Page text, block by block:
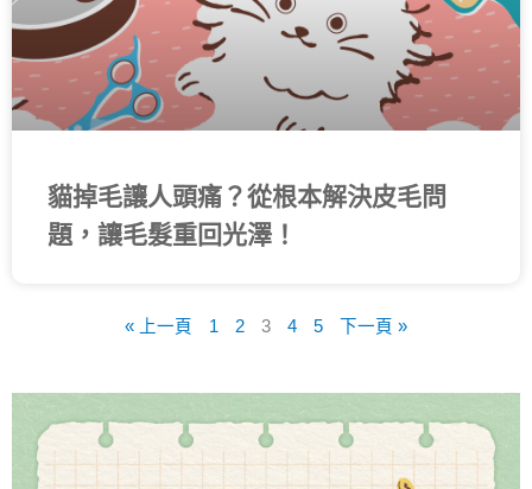
貓掉毛讓人頭痛？從根本解決皮毛問
題，讓毛髮重回光澤！
« 上一頁 1 2 3 4 5 下一頁 »